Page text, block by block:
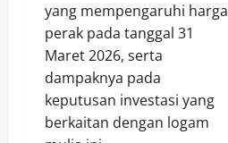
yang mempengaruhi harga
perak pada tanggal 31
Maret 2026, serta
dampaknya pada
keputusan investasi yang
berkaitan dengan logam